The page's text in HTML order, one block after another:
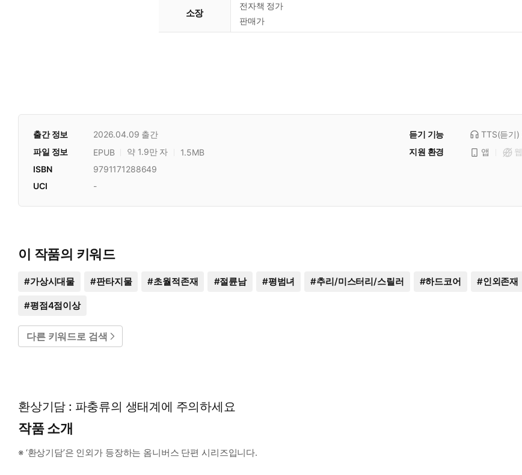
소장
전자책 정가
판매가
출간 정보 2026.04.09 출간 듣기 기능 TTS(듣기)
파일 정보
EPUB 약 1.9만 자 1.5MB 지원 환경 앱 웹
ISBN
9791171288649
UCI
-
이 작품의 키워드
#가상시대물 #판타지물 #초월적존재 #절륜남 #평범녀 #추리/미스터리/스릴러 #하드코어 #인외존재
#평점4점이상
다른 키워드로 검색
환상기담 : 파충류의 생태계에 주의하세요
작품 소개
※ ‘환상기담’은 인외가 등장하는 옴니버스 단편 시리즈입니다.